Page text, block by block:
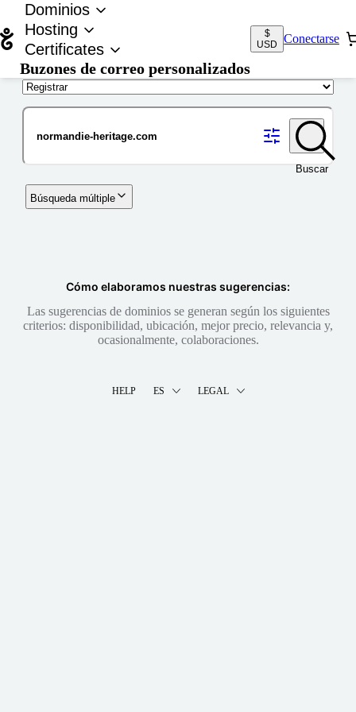
Dominios
Hosting
Certificates
Buzones de correo personalizados
$
USD
Conectarse
Buscar
Búsqueda múltiple
Cómo elaboramos nuestras sugerencias:
Las sugerencias de dominios se generan según los siguientes
criterios: disponibilidad, ubicación, mejor precio, relevancia y,
ocasionalmente, colaboraciones.
HELP ES LEGAL